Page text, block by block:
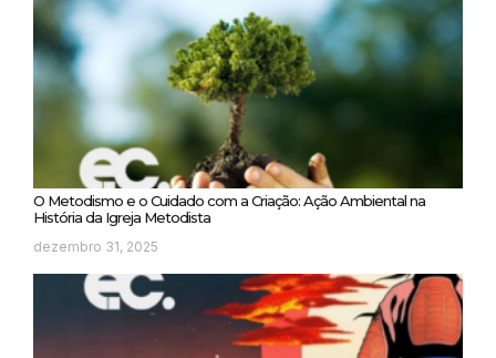
O Metodismo e o Cuidado com a Criação: Ação Ambiental na
História da Igreja Metodista
dezembro 31, 2025